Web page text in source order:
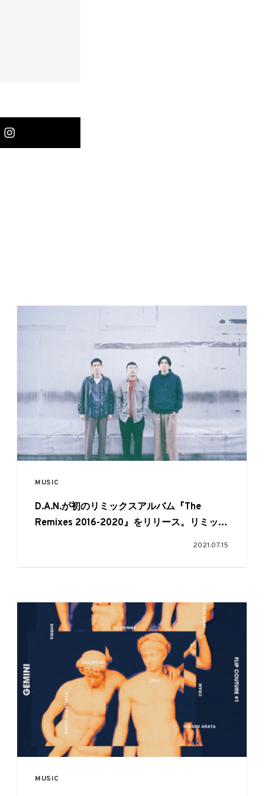
MUSIC
D.A.N.が初のリミックスアルバム『The
Remixes 2016-2020』をリリース。リミック
2021.07.15
MUSIC